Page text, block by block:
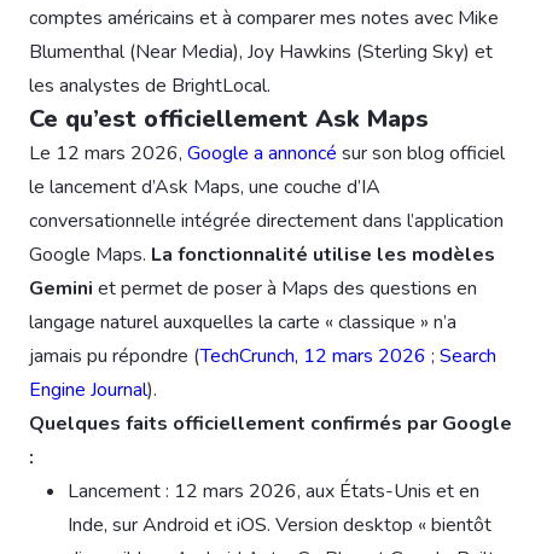
comptes américains et à comparer mes notes avec Mike
Blumenthal (Near Media), Joy Hawkins (Sterling Sky) et
les analystes de BrightLocal.
Ce qu’est officiellement Ask Maps
Le 12 mars 2026, Google a annoncé sur son blog officiel
le lancement d’Ask Maps, une couche d’IA
conversationnelle intégrée directement dans l’application
Google Maps. La fonctionnalité utilise les modèles
Gemini et permet de poser à Maps des questions en
langage naturel auxquelles la carte « classique » n’a
jamais pu répondre (TechCrunch, 12 mars 2026 ; Search
Engine Journal).
Quelques faits officiellement confirmés par Google
:
Lancement : 12 mars 2026, aux États-Unis et en
Inde, sur Android et iOS. Version desktop « bientôt